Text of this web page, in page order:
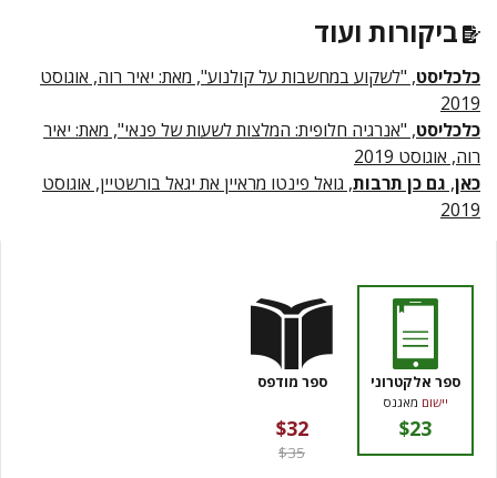
ביקורות ועוד
כלכליסט, "לשקוע במחשבות על קולנוע", מאת: יאיר רוה, אוגוסט
2019
כלכליסט, "אנרגיה חלופית: המלצות לשעות של פנאי", מאת: יאיר
רוה, אוגוסט 2019
כאן, גם כן תרבות, גואל פינטו מראיין את יגאל בורשטיין, אוגוסט
2019
ספר אלקטרוני
יישום מאגנס
$23
ספר מודפס
$32
$35